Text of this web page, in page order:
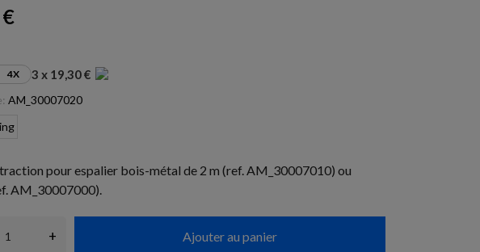
4X 3 x 19,30 €
AM_30007020
pour espalier bois-métal de 2 m (ref. AM_30007010) ou
AM_30007000).
+ Ajouter au panier